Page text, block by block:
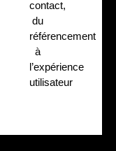
contact,
du
référencement
à
l’expérience
utilisateur